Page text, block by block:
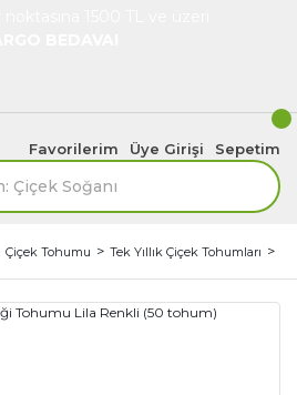
Favorilerim Üye Girişi Sepetim
Çiçek Tohumu Tek Yıllık Çiçek Tohumları